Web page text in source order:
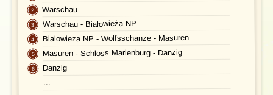
Fluginformationen
FOTOS UND VIDEOS
Warschau
Warschau - Białowieża NP
Bialowieza NP - Wolfsschanze - Masuren
Masuren - Schloss Marienburg - Danzig
Danzig
...